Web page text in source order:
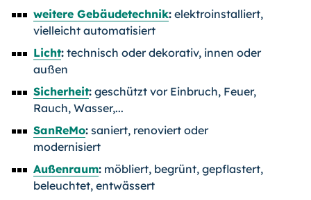
weitere Gebäudetechnik: elektroinstalliert,
vielleicht automatisiert
Licht: technisch oder dekorativ, innen oder
außen
Sicherheit: geschützt vor Einbruch, Feuer,
Rauch, Wasser,...
SanReMo: saniert, renoviert oder
modernisiert
Außenraum: möbliert, begrünt, gepflastert,
beleuchtet, entwässert